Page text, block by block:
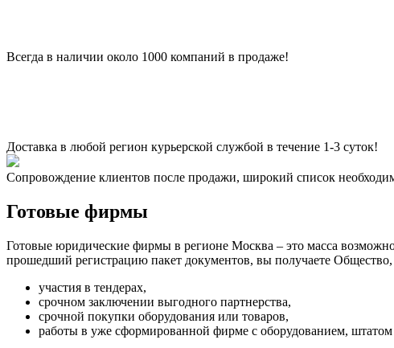
Всегда в наличии около 1000 компаний в продаже!
Доставка в любой регион курьерской службой в течение 1-3 суток!
Сопровождение клиентов после продажи, широкий список
Готовые фирмы
Готовые юридические фирмы в регионе Москва – это масса
прошедший регистрацию пакет документов, вы получаете Общество,
участия в тендерах,
срочном заключении выгодного партнерства,
срочной покупки оборудования или товаров,
работы в уже сформированной фирме с оборудованием,